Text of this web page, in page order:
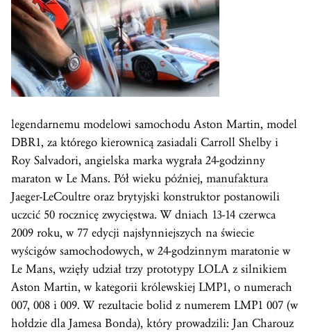
legendarnemu modelowi samochodu Aston Martin, model
DBR1, za którego kierownicą zasiadali Carroll Shelby i
Roy Salvadori, angielska marka wygrała 24-godzinny
maraton w Le Mans. Pół wieku później, manufaktura
Jaeger-LeCoultre oraz brytyjski konstruktor postanowili
uczcić 50 rocznicę zwycięstwa. W dniach 13-14 czerwca
2009 roku, w 77 edycji najsłynniejszych na świecie
wyścigów samochodowych, w 24-godzinnym maratonie w
Le Mans, wzięły udział trzy prototypy LOLA z silnikiem
Aston Martin, w kategorii królewskiej LMP1, o numerach
007, 008 i 009. W rezultacie bolid z numerem LMP1 007 (w
hołdzie dla Jamesa Bonda), który prowadzili: Jan Charouz